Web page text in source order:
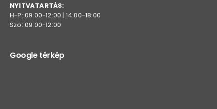
NYITVATARTÁS:
H-P: 09:00-12:00 | 14:00-18:00
Szo: 09:00-12:00
Google térkép